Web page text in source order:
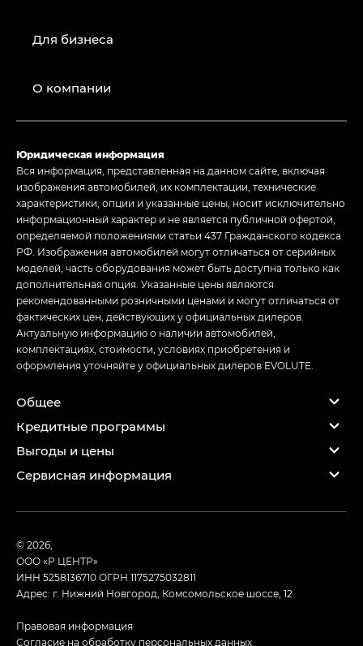
Для бизнеса
О компании
Юридическая информация
Вся информация, представленная на данном сайте, включая
изображения автомобилей, их комплектации, технические
характеристики, опции и указанные цены, носит исключительно
информационный характер и не является публичной офертой,
определяемой положениями статьи 437 Гражданского кодекса
РФ. Изображения автомобилей могут отличаться от серийных
моделей, часть оборудования может быть доступна только как
дополнительная опция. Указанные цены являются
рекомендованными розничными ценами и могут отличаться от
фактических цен, действующих у официальных дилеров.
Актуальную информацию о наличии автомобилей,
комплектациях, стоимости, условиях приобретения и
оформления уточняйте у официальных дилеров EVOLUTE.
Общее
Кредитные программы
Выгоды и цены
Сервисная информация
© 2026,
ООО «Р ЦЕНТР»
ИНН 5258136710ОГРН 1175275032811
Адрес: г. Нижний Новгород, Комсомольское шоссе, 12
Правовая информация
Согласие на обработку персональных данных